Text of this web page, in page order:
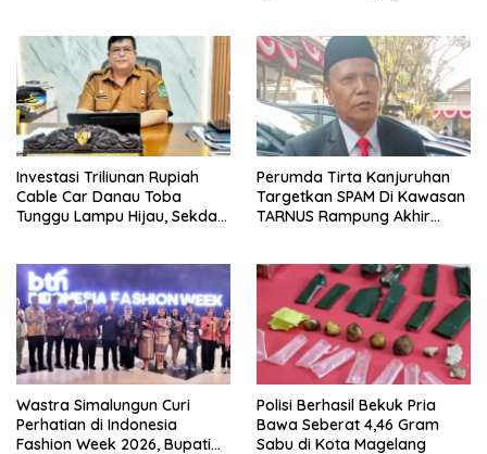
Mendatang
Investasi Triliunan Rupiah
Cable Car Danau Toba
Tunggu Lampu Hijau, Sekda
Perumda Tirta Kanjuruhan
Targetkan SPAM Di Kawasan
TARNUS Rampung Akhir
Wastra Simalungun Curi
Perhatian di Indonesia
Fashion Week 2026, Bupati
Polisi Berhasil Bekuk Pria
Bawa Seberat 4,46 Gram
Sabu di Kota Magelang